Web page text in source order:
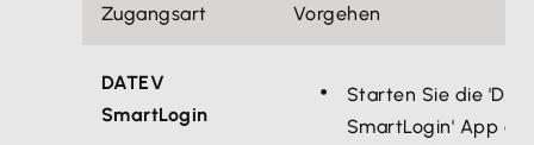
Zugangsart Vorgehen
DATEV
SmartLogin
Starten Sie die
SmartLogin' App